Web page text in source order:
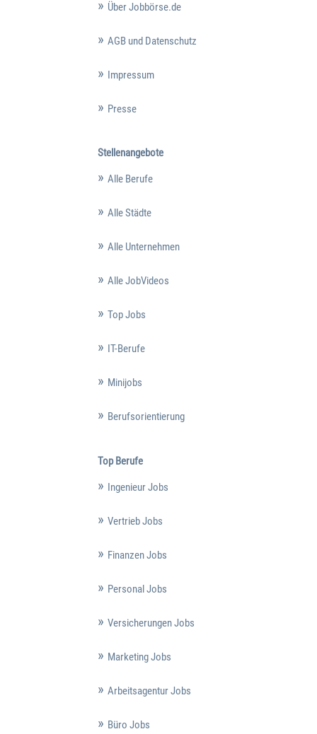
Über Jobbörse.de
AGB und Datenschutz
Impressum
Presse
Stellenangebote
Alle Berufe
Alle Städte
Alle Unternehmen
Alle JobVideos
Top Jobs
IT-Berufe
Minijobs
Berufsorientierung
Top Berufe
Ingenieur Jobs
Vertrieb Jobs
Finanzen Jobs
Personal Jobs
Versicherungen Jobs
Marketing Jobs
Arbeitsagentur Jobs
Büro Jobs